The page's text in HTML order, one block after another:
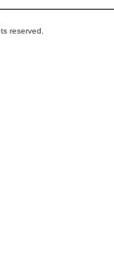
reserved.